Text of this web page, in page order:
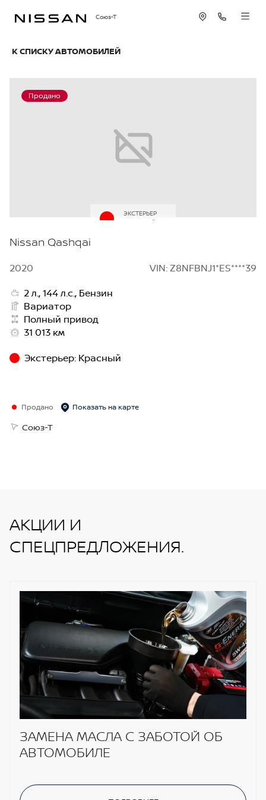
Союз-Т
К СПИСКУ АВТОМОБИЛЕЙ
Продано
ЭКСТЕРЬЕР
Красный
Nissan Qashqai
2020
VIN: Z8NFBNJ1*ES****39
2 л., 144 л.с., Бензин
Вариатор
Полный привод
31 013 км
Экстерьер: Красный
Продано Показать на карте
Союз-Т
АКЦИИ И
СПЕЦПРЕДЛОЖЕНИЯ.
ЗАМЕНА МАСЛА С ЗАБОТОЙ ОБ
АВТОМОБИЛЕ